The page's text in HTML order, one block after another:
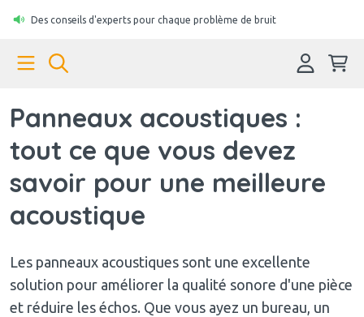
Des conseils d'experts pour chaque problème de bruit
Panneaux acoustiques :
tout ce que vous devez
savoir pour une meilleure
acoustique
Les panneaux acoustiques sont une excellente
solution pour améliorer la qualité sonore d'une pièce
et réduire les échos. Que vous ayez un bureau, un